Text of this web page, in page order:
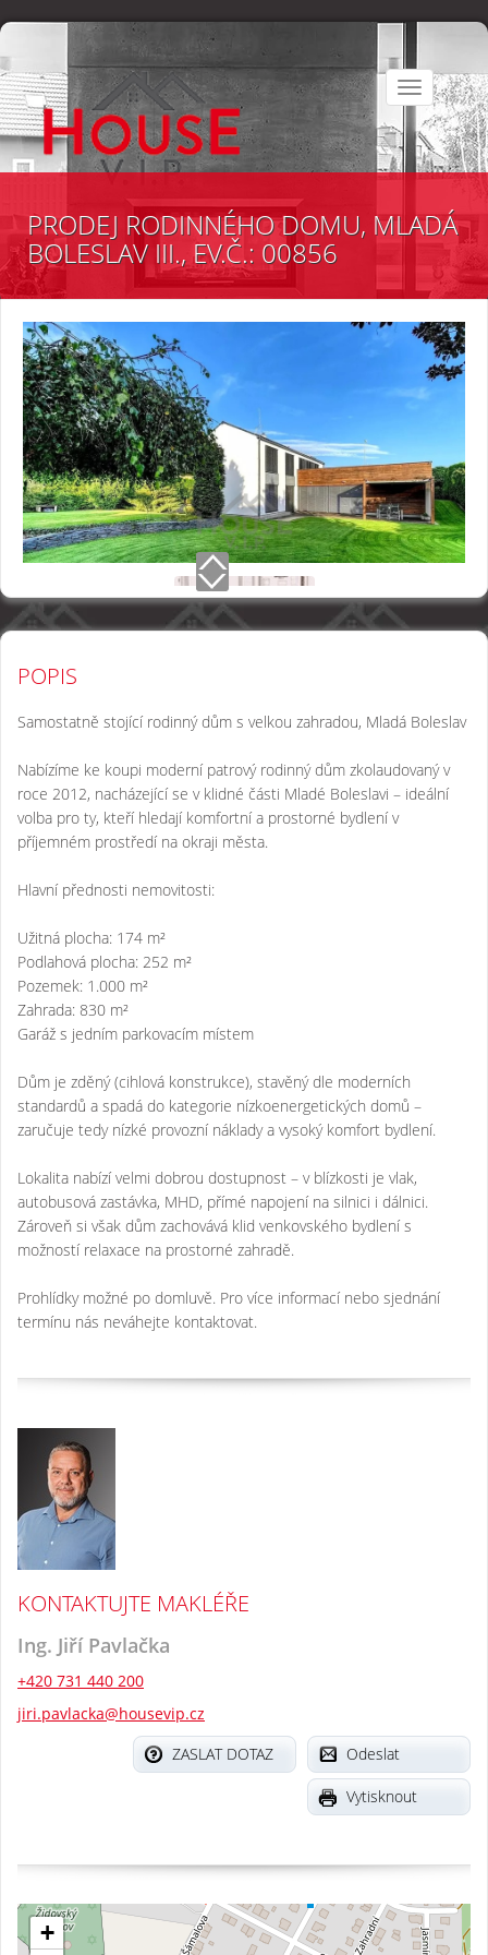
Toggle
navigation
PRODEJ RODINNÉHO DOMU, MLADÁ
BOLESLAV III., EV.Č.: 00856
POPIS
Samostatně stojící rodinný dům s velkou zahradou, Mladá Boleslav
Nabízíme ke koupi moderní patrový rodinný dům zkolaudovaný v
roce 2012, nacházející se v klidné části Mladé Boleslavi – ideální
volba pro ty, kteří hledají komfortní a prostorné bydlení v
příjemném prostředí na okraji města.
Hlavní přednosti nemovitosti:
Užitná plocha: 174 m²
Podlahová plocha: 252 m²
Pozemek: 1.000 m²
Zahrada: 830 m²
Garáž s jedním parkovacím místem
Dům je zděný (cihlová konstrukce), stavěný dle moderních
standardů a spadá do kategorie nízkoenergetických domů –
zaručuje tedy nízké provozní náklady a vysoký komfort bydlení.
Lokalita nabízí velmi dobrou dostupnost – v blízkosti je vlak,
autobusová zastávka, MHD, přímé napojení na silnici i dálnici.
Zároveň si však dům zachovává klid venkovského bydlení s
možností relaxace na prostorné zahradě.
Prohlídky možné po domluvě. Pro více informací nebo sjednání
termínu nás neváhejte kontaktovat.
KONTAKTUJTE MAKLÉŘE
Ing. Jiří Pavlačka
+420 731 440 200
jiri.pavlacka@housevip.cz
Odeslat
ZASLAT DOTAZ
Vytisknout
+